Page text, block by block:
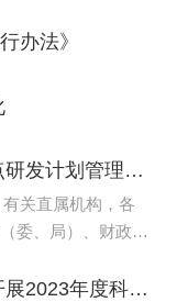
办法》
科技部 财政部关于印发《国家重点研发计划管理暂行办法》的通知
关直属机构，各
委、局）、财政厅
科技部办公厅 财政部办公厅关于开展2023年度科技成果转化年度报告工作的通知